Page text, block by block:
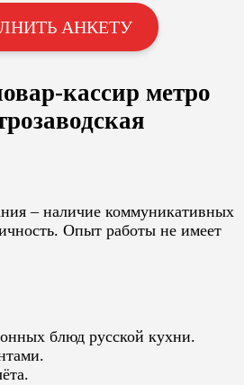
АНКЕТУ
кассир метро
– наличие коммуникативных
Опыт работы не имеет
блюд русской кухни.